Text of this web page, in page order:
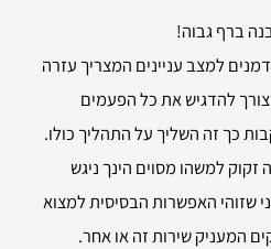
ברף גבוה!
למצב עניינים המצריך עזרה
להדגיש את כל הפעמים
כך זה השליך על התהליך כולו.
זקוק למשהו מסוים הינך ניגש
שזוהי האפשרות הבסיסית למצוא
המעניק שירות זה או אחר.